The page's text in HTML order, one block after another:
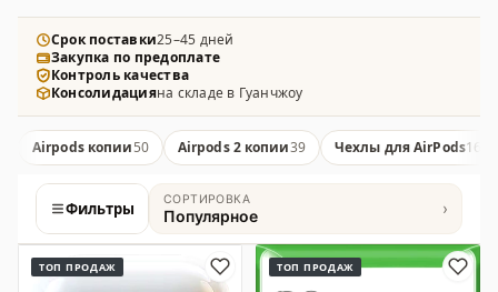
шумоподавлением.
Срок поставки25–45 дней
Закупка по предоплате
Контроль качества
Консолидацияна складе в Гуанчжоу
Airpods копии50 Airpods 2 копии39 Чехлы для AirPods16
Фильтры СОРТИРОВКА
Популярное ›
Товары
ТОП ПРОДАЖ ТОП ПРОДАЖ